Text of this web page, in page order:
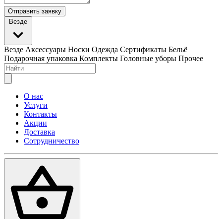
Отправить заявку
Везде
Везде Аксессуары Носки Одежда Сертификаты Бельё
Подарочная упаковка Комплекты Головные уборы Прочее
О нас
Услуги
Контакты
Акции
Доставка
Сотрудничество